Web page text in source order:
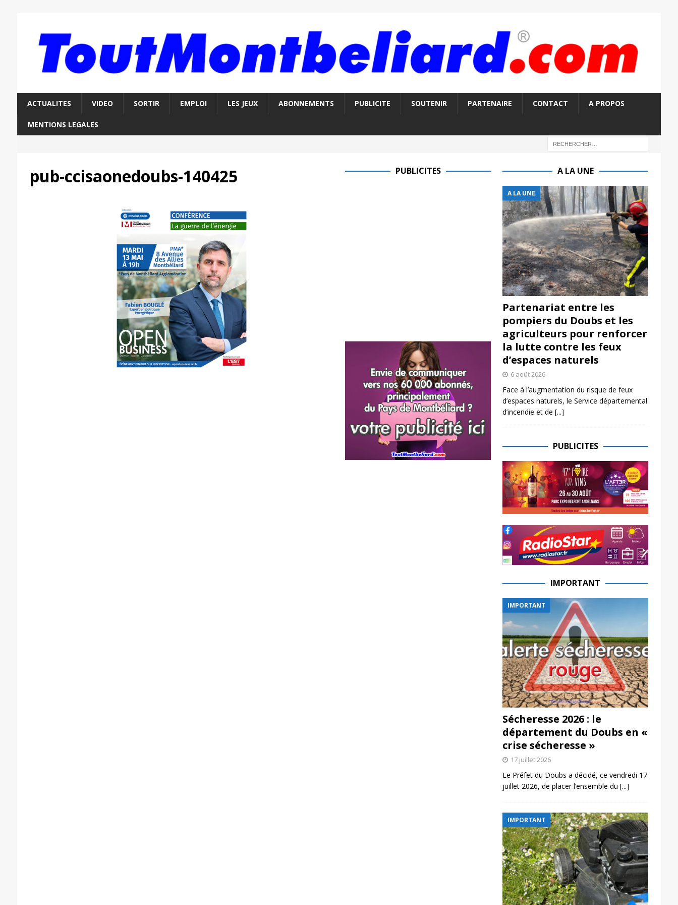
ACTUALITES VIDEO SORTIR EMPLOI LES JEUX ABONNEMENTS PUBLICITE SOUTENIR PARTENAIRE CONTACT A PROPOS
MENTIONS LEGALES
pub-ccisaonedoubs-140425 PUBLICITES A LA UNE
A LA UNE
Partenariat entre les
pompiers du Doubs et les
agriculteurs pour renforcer
la lutte contre les feux
d’espaces naturels
6 août 2026
Face à l’augmentation du risque de feux
d’espaces naturels, le Service départemental
d’incendie et de [...]
PUBLICITES
IMPORTANT
IMPORTANT
Sécheresse 2026 : le
département du Doubs en «
crise sécheresse »
17 juillet 2026
Le Préfet du Doubs a décidé, ce vendredi 17
juillet 2026, de placer l’ensemble du [...]
IMPORTANT